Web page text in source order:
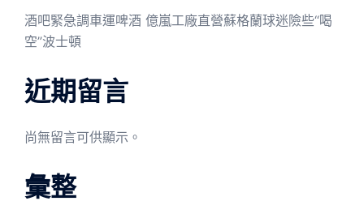
酒吧緊急調車運啤酒 億嵐工廠直營蘇格蘭球迷險些“喝
空”波士頓
近期留言
尚無留言可供顯示。
彙整